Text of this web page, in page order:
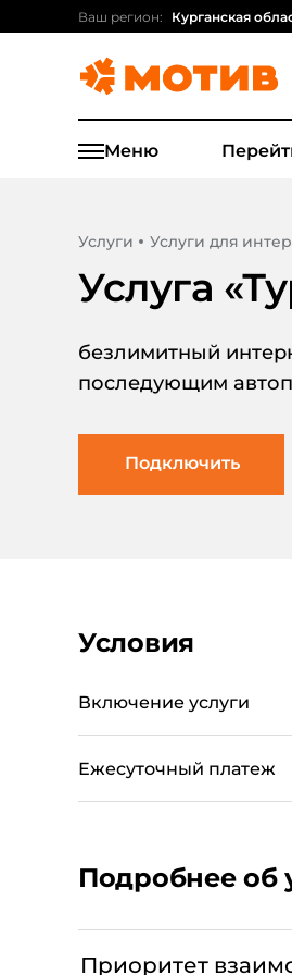
Ваш регион: Курганская
Меню
Услуги Услуги для
Услуга «
безлимитный
последующим
Подключить
Условия
Включение услуги
Ежесуточный платеж
Подробнее об
Приоритет